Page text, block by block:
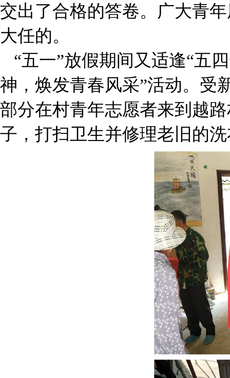
交出了合格的答卷。广大青
大任的。
“五一”放假期间又适逢“五
神，焕发青春风采”活动。受
部分在村青年志愿者来到越
子，打扫卫生并修理老旧的